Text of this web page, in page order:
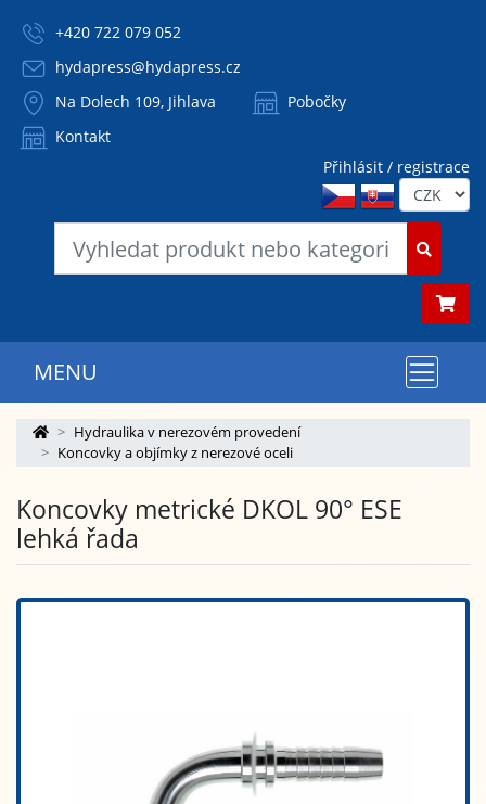
+420 722 079 052
hydapress@hydapress.cz
Na Dolech 109, Jihlava
Pobočky
Kontakt
Přihlásit / registrace
MENU
Hydraulika v nerezovém provedení
Koncovky a objímky z nerezové oceli
Koncovky metrické DKOL 90° ESE
lehká řada